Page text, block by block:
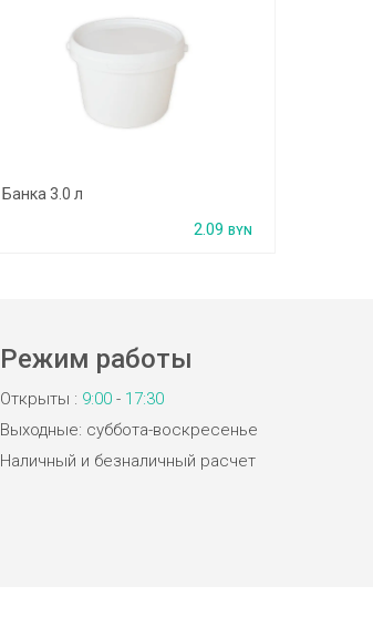
Банка 3.0 л
2.09 BYN
Режим работы
Открыты : 9:00 - 17:30
Выходные: суббота-воскресенье
Наличный и безналичный расчет